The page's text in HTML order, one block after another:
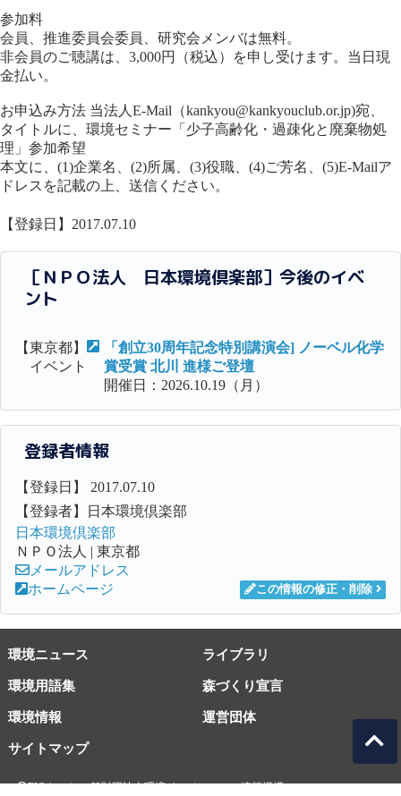
参加料
会員、推進委員会委員、研究会メンバは無料。
非会員のご聴講は、3,000円（税込）を申し受けます。当日現
金払い。
お申込み方法 当法人E-Mail（kankyou@kankyouclub.or.jp)宛、
タイトルに、環境セミナー「少子高齢化・過疎化と廃棄物処
理」参加希望
本文に、(1)企業名、(2)所属、(3)役職、(4)ご芳名、(5)E-Mailア
ドレスを記載の上、送信ください。
【登録日】2017.07.10
［ＮＰＯ法人 日本環境倶楽部］今後のイベ
ント
【東京都】
イベント
「創立30周年記念特別講演会] ノーベル化学
賞受賞 北川 進様ご登壇
開催日：2026.10.19（月）
登録者情報
【登録日】 2017.07.10
【登録者】日本環境倶楽部
日本環境倶楽部
ＮＰＯ法人 | 東京都
メールアドレス
ホームページ
この情報の修正・削除
環境ニュース ライブラリ
環境用語集 森づくり宣言
環境情報
サイトマップ
運営団体
EICネット 一般財団法人環境イノベーション情報機構